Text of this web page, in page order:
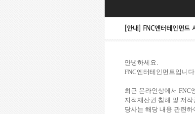
[안내] FNC엔터테인먼트
안녕하세요.
FNC엔터테인먼트입니
최근 온라인상에서 FNC
지적재산권 침해 및 저
당사는 해당 내용 관련